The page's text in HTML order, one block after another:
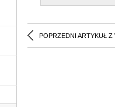
POPRZEDNI ARTYKUŁ Z